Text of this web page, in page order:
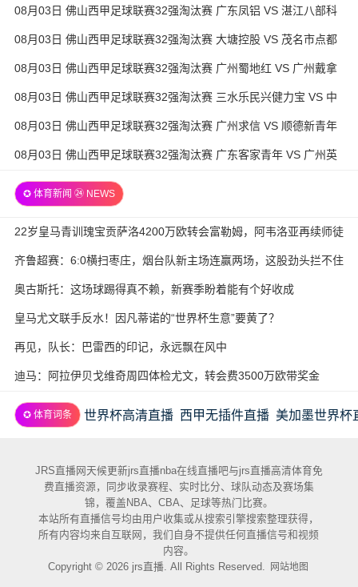
粵辉能源 全场录像
08月03日 佛山西甲足球联赛32强淘汰赛 广东凤铝 VS 湛江八部科
技 全场录像
08月03日 佛山西甲足球联赛32强淘汰赛 大塘控股 VS 茂名市点都
得 全场录像
08月03日 佛山西甲足球联赛32强淘汰赛 广州蜀地红 VS 广州戴拿
模 全场录像
08月03日 佛山西甲足球联赛32强淘汰赛 三水乐民兴健力宝 VS 中
国澳门澳科精英 全场录像
08月03日 佛山西甲足球联赛32强淘汰赛 广州求信 VS 顺德新青年
全场录像
08月03日 佛山西甲足球联赛32强淘汰赛 广东客家青年 VS 广州英
✪ 体育新闻 ㉔ NEWS
22岁皇马青训瑰宝贡萨洛4200万欧转会富勒姆，阿韦洛亚再续师徒
缘
齐鲁超赛：6:0横扫枣庄，烟台队新主场连赢两场，这股劲头拦不住
奥古斯托：这场球踢得真不赖，新赛季盼着能有个好收成
皇马尤文联手反水！因凡蒂诺的“世界杯生意”要黄了？
再见，队长：巴雷西的印记，永远飘在风中
迪马：阿拉伊贝戈维奇周四体检尤文，转会费3500万欧带奖金
✪ 体育词条 世界杯高清直播 西甲无插件直播 美加墨世界杯
JRS直播网天候更新jrs直播nba在线直播吧与jrs直播高清体育免
费直播资源，同步收录赛程、实时比分、球队动态及赛场集
锦，覆盖NBA、CBA、足球等热门比赛。
本站所有直播信号均由用户收集或从搜索引擎搜索整理获得，
所有内容均来自互联网，我们自身不提供任何直播信号和视频
内容。
Copyright © 2026 jrs直播. All Rights Reserved.
网站地图